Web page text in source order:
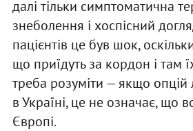
далі тільки симптоматична
знеболення і хоспісний
пацієнтів це був шок,
що приїдуть за кордон і там
треба розуміти — якщо опцій
в Україні, це не означає, що
Європі.